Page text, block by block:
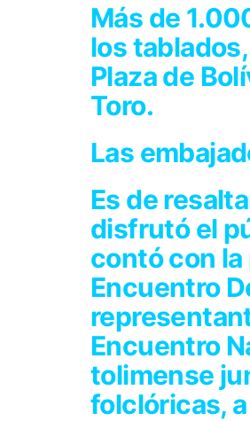
Más de
los
Plaza de
Toro.
Las
Es de
disfrutó el
contó con
Encuentro
Encuentro
tolimense
folclóricas,